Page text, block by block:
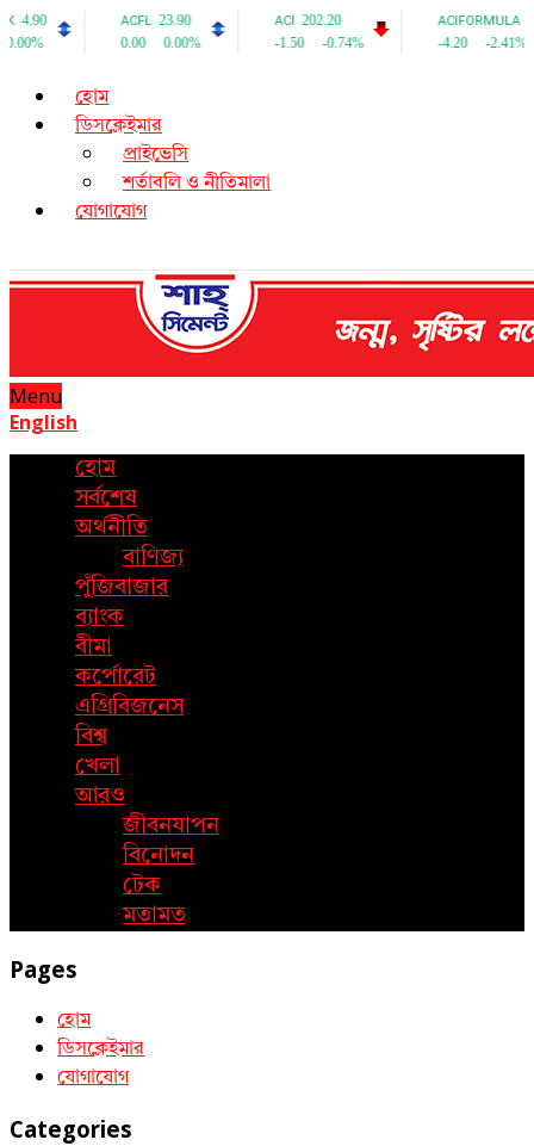
হোম
ডিসক্লেইমার
প্রাইভেসি
শর্তাবলি ও নীতিমালা
যোগাযোগ
Menu
English
হোম
সর্বশেষ
অর্থনীতি
বাণিজ্য
পুঁজিবাজার
ব্যাংক
বীমা
কর্পোরেট
এগ্রিবিজনেস
বিশ্ব
খেলা
আরও
জীবনযাপন
বিনোদন
টেক
মতামত
Pages
হোম
ডিসক্লেইমার
যোগাযোগ
Categories